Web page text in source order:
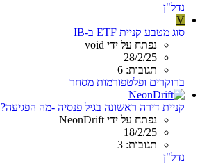
נדל"ן
V
סוג מטבע קניית ETF ב-IB
נפתח על ידי void
28/2/25
תגובות: 6
ברוקרים ופלטפורמות מסחר
קניית דירה ראשונה בגיל פנסיה -מה הפגיעה?
נפתח על ידי NeonDrift
18/2/25
תגובות: 3
נדל"ן